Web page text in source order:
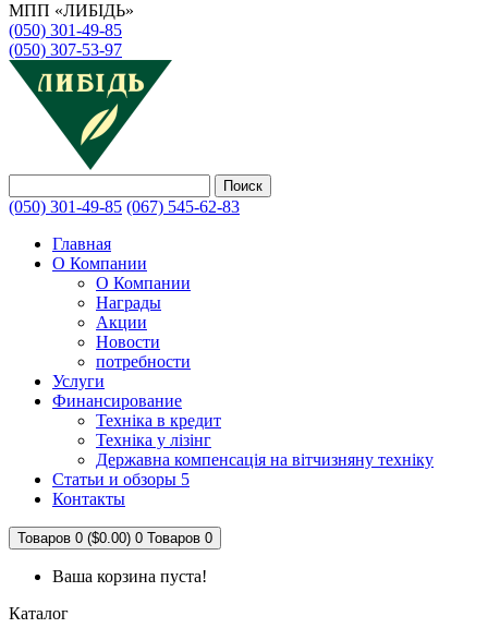
МПП «ЛИБІДЬ»
(050) 301-49-85
(050) 307-53-97
Поиск
(050) 301-49-85 (067) 545-62-83
Главная
О Компании
О Компании
Награды
Акции
Новости
потребности
Услуги
Финансирование
Техніка в кредит
Техніка у лізінг
Державна компенсація на вітчизняну техніку
Статьи и обзоры 5
Контакты
Товаров 0 ($0.00) 0 Товаров 0
Ваша корзина пуста!
Каталог